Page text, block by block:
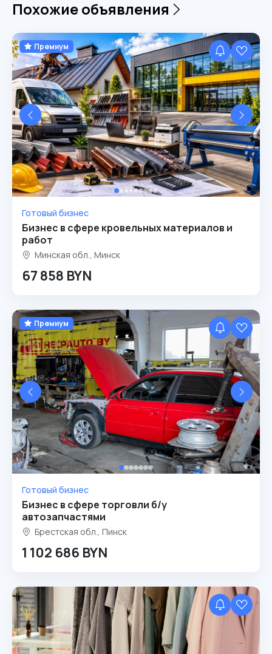
Похожие объявления
Премиум
Готовый бизнес
Бизнес в сфере кровельных материалов и
работ
Минская обл., Минск
67 858 BYN
Премиум
Готовый бизнес
Бизнес в сфере торговли б/у
автозапчастями
Брестская обл., Пинск
1 102 686 BYN